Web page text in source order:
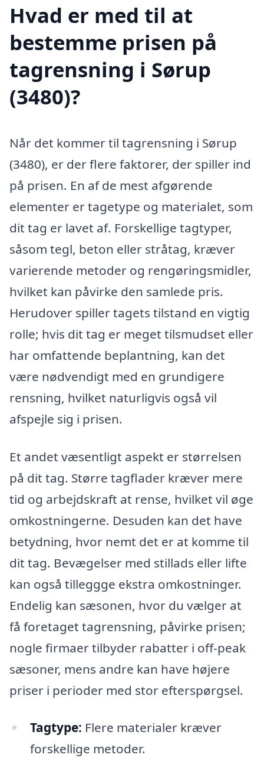
Hvad er med til at
bestemme prisen på
tagrensning i Sørup
(3480)?
Når det kommer til tagrensning i Sørup
(3480), er der flere faktorer, der spiller ind
på prisen. En af de mest afgørende
elementer er tagetype og materialet, som
dit tag er lavet af. Forskellige tagtyper,
såsom tegl, beton eller stråtag, kræver
varierende metoder og rengøringsmidler,
hvilket kan påvirke den samlede pris.
Herudover spiller tagets tilstand en vigtig
rolle; hvis dit tag er meget tilsmudset eller
har omfattende beplantning, kan det
være nødvendigt med en grundigere
rensning, hvilket naturligvis også vil
afspejle sig i prisen.
Et andet væsentligt aspekt er størrelsen
på dit tag. Større tagflader kræver mere
tid og arbejdskraft at rense, hvilket vil øge
omkostningerne. Desuden kan det have
betydning, hvor nemt det er at komme til
dit tag. Bevægelser med stillads eller lifte
kan også tilleggge ekstra omkostninger.
Endelig kan sæsonen, hvor du vælger at
få foretaget tagrensning, påvirke prisen;
nogle firmaer tilbyder rabatter i off-peak
sæsoner, mens andre kan have højere
priser i perioder med stor efterspørgsel.
Tagtype: Flere materialer kræver
forskellige metoder.